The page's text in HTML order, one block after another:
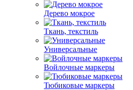
Дерево мокрое
Ткань, текстиль
Универсальные
Войлочные маркеры
Тюбиковые маркеры